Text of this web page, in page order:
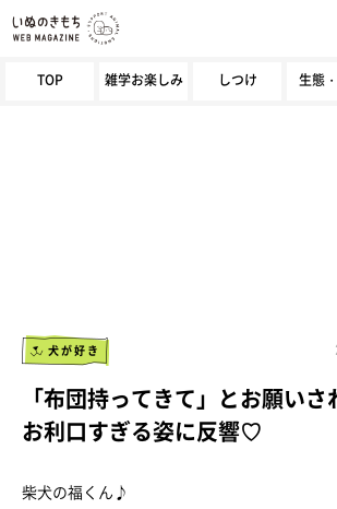
TOP 雑学お楽しみ しつけ 生態
犬が好き
「布団持ってきて」とお願い
お利口すぎる姿に反響♡
柴犬の福くん♪